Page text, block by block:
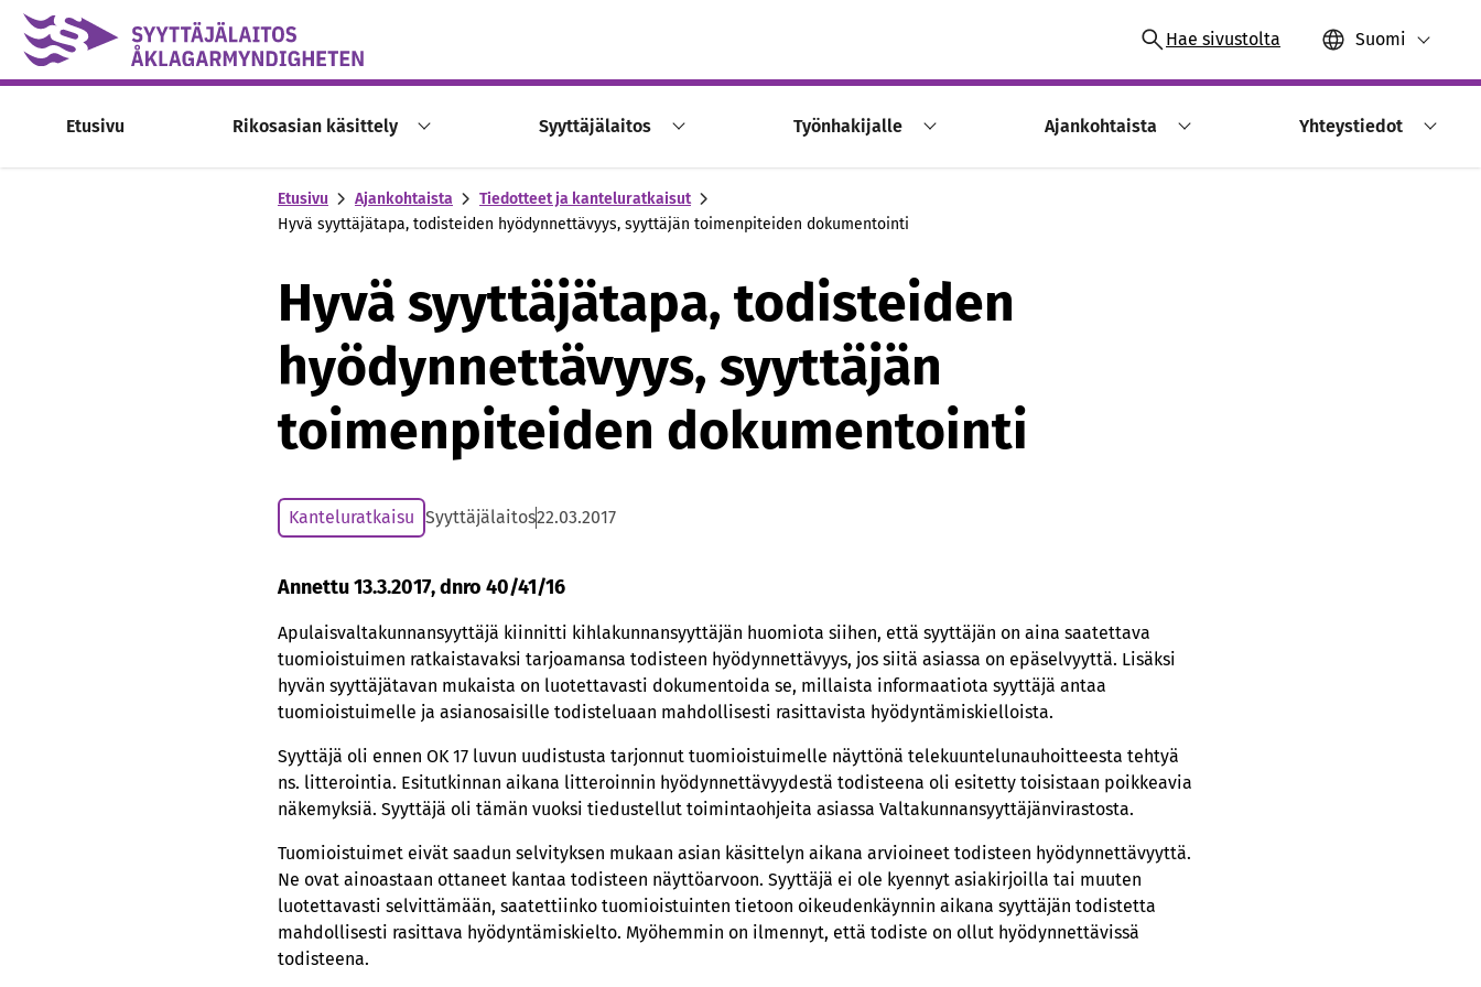
Skip to content -saavutettavuusohje
Hae sivustolta Suomi
Etusivu Rikosasian käsittely Syyttäjälaitos Työnhakijalle Ajankohtaista Yhteystiedot
Etusivu Ajankohtaista
Tiedotteet ja kanteluratkaisut
Hyvä syyttäjätapa, todisteiden hyödynnettävyys, syyttäjän toimenpiteiden dokumentointi
Hyvä syyttäjätapa, todisteiden
hyödynnettävyys, syyttäjän
toimenpiteiden dokumentointi
Kanteluratkaisu Syyttäjälaitos22.03.2017
Annettu 13.3.2017, dnro 40/41/16
Apulaisvaltakunnansyyttäjä kiinnitti kihlakunnansyyttäjän huomiota siihen, että syyttäjän on aina saatettava
tuomioistuimen ratkaistavaksi tarjoamansa todisteen hyödynnettävyys, jos siitä asiassa on epäselvyyttä. Lisäksi
hyvän syyttäjätavan mukaista on luotettavasti dokumentoida se, millaista informaatiota syyttäjä antaa
tuomioistuimelle ja asianosaisille todisteluaan mahdollisesti rasittavista hyödyntämiskielloista.
Syyttäjä oli ennen OK 17 luvun uudistusta tarjonnut tuomioistuimelle näyttönä telekuuntelunauhoitteesta tehtyä
ns. litterointia. Esitutkinnan aikana litteroinnin hyödynnettävyydestä todisteena oli esitetty toisistaan poikkeavia
näkemyksiä. Syyttäjä oli tämän vuoksi tiedustellut toimintaohjeita asiassa Valtakunnansyyttäjänvirastosta.
Tuomioistuimet eivät saadun selvityksen mukaan asian käsittelyn aikana arvioineet todisteen hyödynnettävyyttä.
Ne ovat ainoastaan ottaneet kantaa todisteen näyttöarvoon. Syyttäjä ei ole kyennyt asiakirjoilla tai muuten
luotettavasti selvittämään, saatettiinko tuomioistuinten tietoon oikeudenkäynnin aikana syyttäjän todistetta
mahdollisesti rasittava hyödyntämiskielto. Myöhemmin on ilmennyt, että todiste on ollut hyödynnettävissä
todisteena.